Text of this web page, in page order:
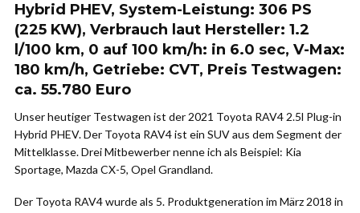
Hybrid PHEV, System-Leistung: 306 PS
(225 KW), Verbrauch laut Hersteller: 1.2
l/100 km, 0 auf 100 km/h: in 6.0 sec, V-Max:
180 km/h, Getriebe: CVT, Preis Testwagen:
ca. 55.780 Euro
Unser heutiger Testwagen ist der 2021 Toyota RAV4 2.5l Plug-in
Hybrid PHEV. Der Toyota RAV4 ist ein SUV aus dem Segment der
Mittelklasse. Drei Mitbewerber nenne ich als Beispiel: Kia
Sportage, Mazda CX-5, Opel Grandland.
Der Toyota RAV4 wurde als 5. Produktgeneration im März 2018 in